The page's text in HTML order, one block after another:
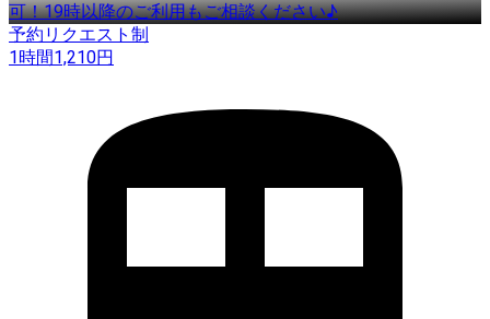
可！19時以降のご利用もご相談ください♪
予約リクエスト制
1時間1,210円